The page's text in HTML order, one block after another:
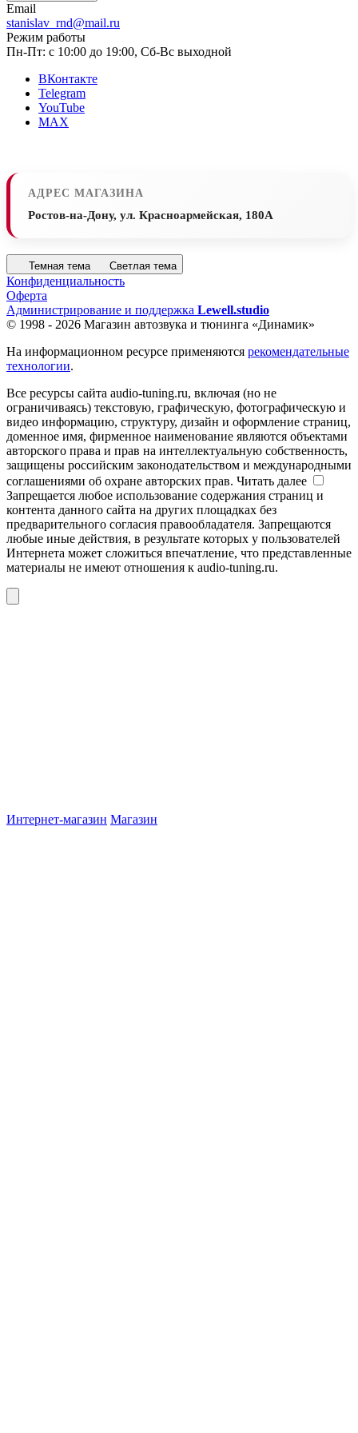
Email
stanislav_rnd@mail.ru
Режим работы
Пн-Пт: с 10:00 до 19:00, Сб-Вс выходной
ВКонтакте
Telegram
YouTube
MAX
АДРЕС МАГАЗИНА
Ростов-на-Дону, ул. Красноармейская, 180А
Темная тема Светлая тема
Конфиденциальность
Оферта
Администрирование и поддержка Lewell.studio
© 1998 - 2026 Магазин автозвука и тюнинга «Динамик»
На информационном ресурсе применяются рекомендательные
технологии.
Все ресурсы сайта audio-tuning.ru, включая (но не
ограничиваясь) текстовую, графическую, фотографическую и
видео информацию, структуру, дизайн и оформление страниц,
доменное имя, фирменное наименование являются объектами
авторского права и прав на интеллектуальную собственность,
защищены российским законодательством и международными
соглашениями об охране авторских прав. Читать далее
Запрещается любое использование содержания страниц и
контента данного сайта на других площадках без
предварительного согласия правообладателя. Запрещаются
любые иные действия, в результате которых у пользователей
Интернета может сложиться впечатление, что представленные
материалы не имеют отношения к audio-tuning.ru.
Интернет-магазин Магазин